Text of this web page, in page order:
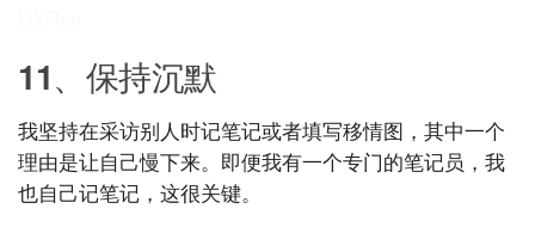
11、保持沉默
我坚持在采访别人时记笔记或者填写移情图，其中一个
理由是让自己慢下来。即便我有一个专门的笔记员，我
也自己记笔记，这很关键。